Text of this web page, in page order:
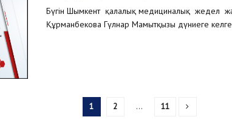
Бүгін Шымкент қалалық медициналық жедел
Құрманбекова Гүлнар Мамытқызы дүниеге
1 2 … 11